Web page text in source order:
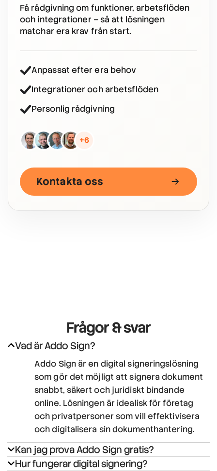
Få rådgivning om funktioner, arbetsflöden
och integrationer – så att lösningen
matchar era krav från start.
Anpassat efter era behov
Integrationer och arbetsflöden
Personlig rådgivning
+6
Kontakta oss
Frågor & svar
Vad är Addo Sign?
Addo Sign är en digital signeringslösning
som gör det möjligt att signera dokument
snabbt, säkert och juridiskt bindande
online. Lösningen är idealisk för företag
och privatpersoner som vill effektivisera
och digitalisera sin dokumenthantering.
Kan jag prova Addo Sign gratis?
Hur fungerar digital signering?